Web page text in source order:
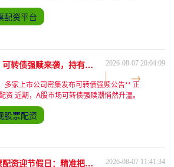
这一关键心理关口的突破股票配资平台，不仅
汇市场剧烈震荡，更通过资本流动、企业盈
策预期三重渠道，向A股市场传导压力，市场
球第二大经济体，人民币汇率与股市联动性
。数据显示，9月以来
配资平台
警惕！可转债强赎来袭，持有人需速做决策防损失 2026-08-07 20:04:09
多家上市公司密集发布可转债强赎公告** 正
资 近期，A股市场可转债强赎潮悄然升温。
全统计，仅本周内已有超过5家上市公司发布
回公告，涉及可转债规模合计超50亿元。其
新能源龙头企业宣布对“XX转债”实施强赎，最
转债当前市场价格仍维持在130元上方。这
，若投资者未
股票配资
《股票配资迎节假日：精准把控仓位，稳守投资收益防线》 2026-08-07 11:41:34